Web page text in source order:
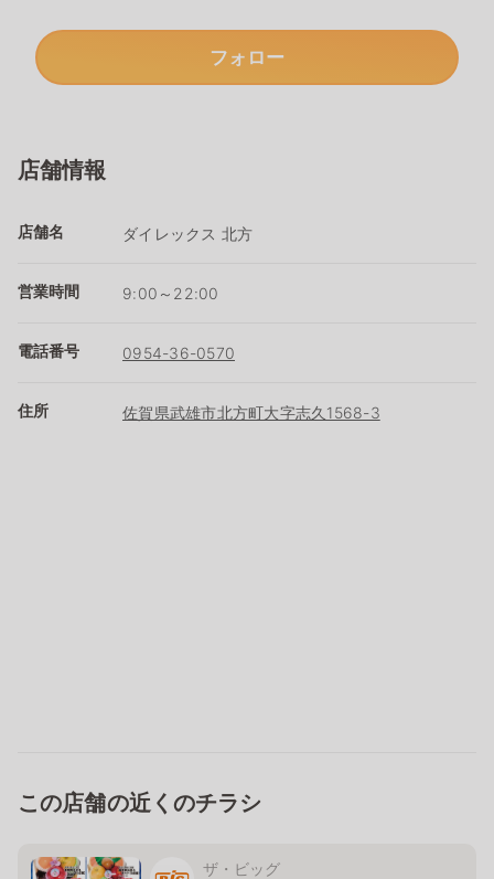
フォロー
店舗情報
店舗名 ダイレックス 北方
営業時間 9:00～22:00
電話番号 0954-36-0570
住所 佐賀県武雄市北方町大字志久1568-3
この店舗の近くのチラシ
ザ・ビッグ